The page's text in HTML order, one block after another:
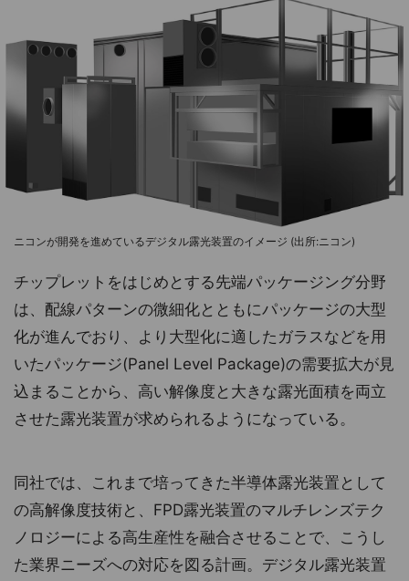
ニコンが開発を進めているデジタル露光装置のイメージ (出所:ニコン)
チップレットをはじめとする先端パッケージング分野
は、配線パターンの微細化とともにパッケージの大型
化が進んでおり、より大型化に適したガラスなどを用
いたパッケージ(Panel Level Package)の需要拡大が見
込まることから、高い解像度と大きな露光面積を両立
させた露光装置が求められるようになっている。
同社では、これまで培ってきた半導体露光装置として
の高解像度技術と、FPD露光装置のマルチレンズテク
ノロジーによる高生産性を融合させることで、こうし
た業界ニーズへの対応を図る計画。デジタル露光装置